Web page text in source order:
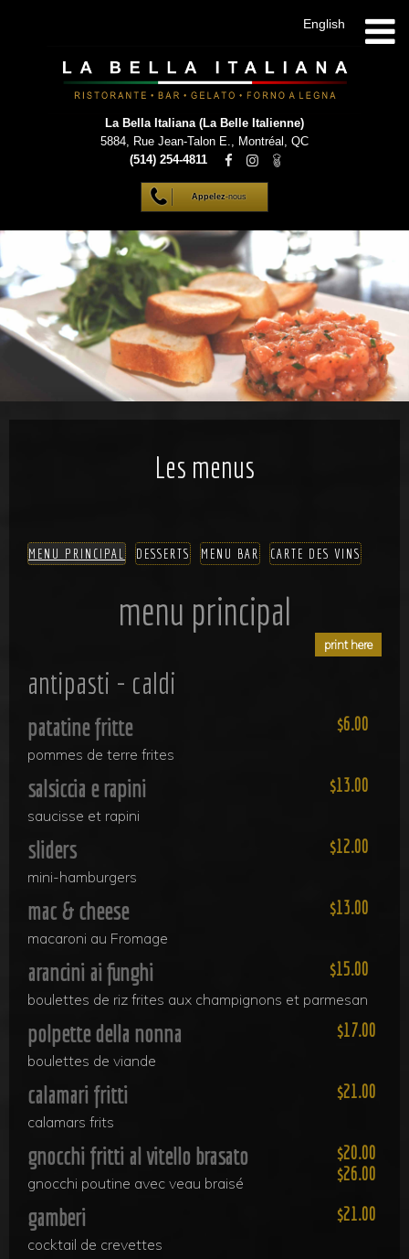
La Bella Italiana (La Belle Italienne)
5884, Rue Jean-Talon E., Montréal , QC
(514) 254-4811
English
Appelez-nous
HOME
DÉTAILS
MENUS
GALERIE
LISTE VIP
CONTACT
Les menus
MENU PRINCIPAL DESSERTS MENU BAR CARTE DES VINS
menu principal
antipasti - caldi
patatine fritte 6.00
pommes de terre frites
salsiccia e rapini 13.00
saucisse et rapini
sliders 12.00
mini-hamburgers
mac & cheese 13.00
macaroni au Fromage
arancini ai funghi 15.00
boulettes de riz frites aux champignons et parmesan
polpette della nonna 17.00
boulettes de viande
calamari fritti 21.00
calamars frits
gnocchi fritti al vitello brasato
20.00
26.00
gnocchi poutine avec veau braisé
gamberi 21.00
cocktail de crevettes